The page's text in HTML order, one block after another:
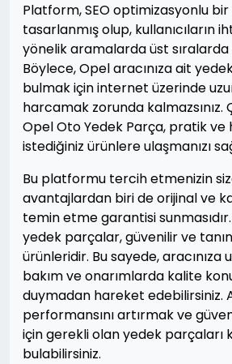
Platform, SEO optimizasyonlu
tasarlanmış olup, kullanıcıların
yönelik aramalarda üst
Böylece, Opel aracınıza ait
bulmak için internet üzerinde
harcamak zorunda kalmazsınız.
Opel Oto Yedek Parça, pratik ve
istediğiniz ürünlere ulaşmanızı
Bu platformu tercih etmenizin
avantajlardan biri de orijinal ve
temin etme garantisi
yedek parçalar, güvenilir ve
ürünleridir. Bu sayede, aracınıza
bakım ve onarımlarda kalite
duymadan hareket edebilirsiniz.
performansını artırmak ve
için gerekli olan yedek parçaları
bulabilirsiniz.